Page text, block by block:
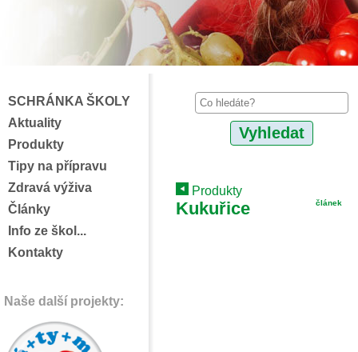
SCHRÁNKA ŠKOLY
Aktuality
Produkty
Tipy na přípravu
Zdravá výživa
Články
Info ze škol...
Kontakty
Naše další projekty:
Produkty
Kukuřice článek